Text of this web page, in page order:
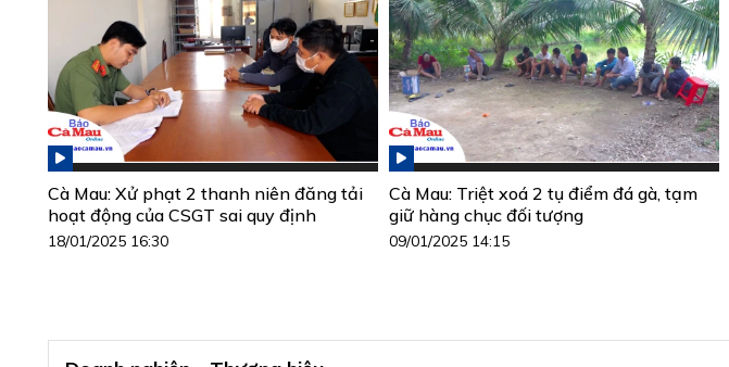
Cà Mau: Xử phạt 2 thanh niên đăng tải
hoạt động của CSGT sai quy định
18/01/2025 16:30
Cà Mau: Triệt xoá 2 tụ điểm đá gà, tạm
giữ hàng chục đối tượng
09/01/2025 14:15